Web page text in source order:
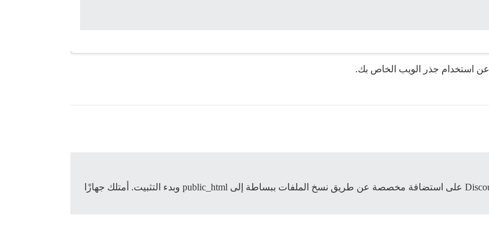
مرحباً بالجميع، يبدو أنني لا أستطيع العثور على دليل لتثبيت Discourse على استضافة مخصصة عن طريق نسخ الملفات ببساطة إلى public_html وبدء التثبيت. أمتلك جهازًا